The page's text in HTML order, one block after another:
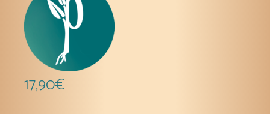
17,90€